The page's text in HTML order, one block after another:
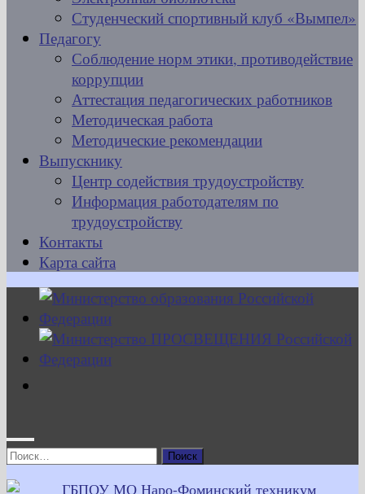
Студенческий спортивный клуб «Вымпел»
Педагогу
Соблюдение норм этики, противодействие
коррупции
Аттестация педагогических работников
Методическая работа
Методические рекомендации
Выпускнику
Центр содействия трудоустройству
Информация работодателям по
трудоустройству
Контакты
Карта сайта
Найти: